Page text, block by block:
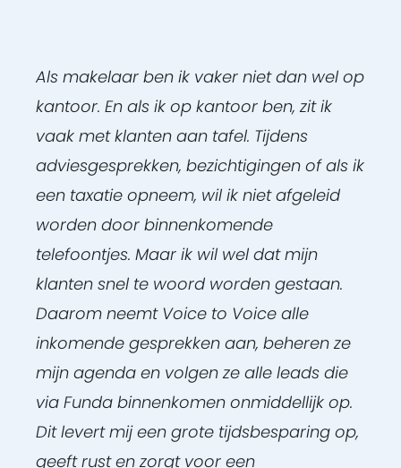
Als makelaar ben ik vaker niet dan wel op
kantoor. En als ik op kantoor ben, zit ik
vaak met klanten aan tafel. Tijdens
adviesgesprekken, bezichtigingen of als ik
een taxatie opneem, wil ik niet afgeleid
worden door binnenkomende
telefoontjes. Maar ik wil wel dat mijn
klanten snel te woord worden gestaan.
Daarom neemt Voice to Voice alle
inkomende gesprekken aan, beheren ze
mijn agenda en volgen ze alle leads die
via Funda binnenkomen onmiddellijk op.
Dit levert mij een grote tijdsbesparing op,
geeft rust en zorgt voor een